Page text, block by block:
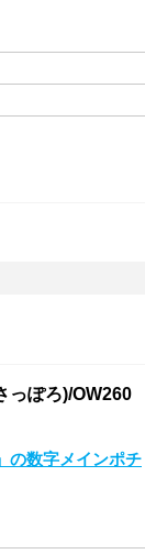
ぽろ)/OW260
の数字メインポチ